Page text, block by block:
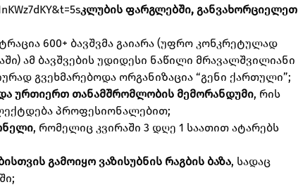
კლუბის ფარგლებში, განვახორციელეთ
600+ ბავშვმა გაიარა (უფრო კონკრეტულად
ამ ბავშვების უდიდესი ნაწილი მრავალშვილიანი
გვეხმარებოდა ორგანიზაცია “გენი ქართული”;
ურთიერთ თანამშრომლობის მემორანდუმი, რის
პროფესიონალებით;
, რომელიც კვირაში 3 დღე 1 საათით ატარებს
გამოიყო ვაზისუბნის რაგბის ბაზა, სადაც